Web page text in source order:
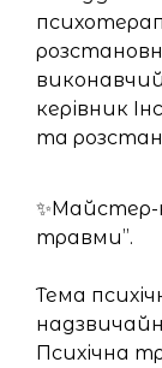
керівник
та
✨Майстер-
травми”.
Тема
Психічна